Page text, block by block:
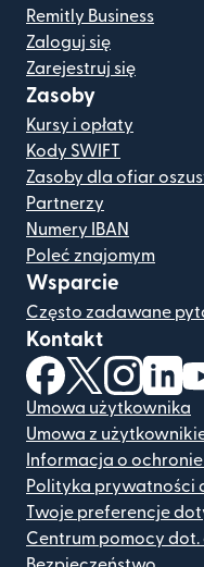
Remitly Business
Zaloguj się
Zarejestruj się
Zasoby
Kursy i opłaty
Kody SWIFT
Zasoby dla ofiar
Partnerzy
Numery IBAN
Poleć znajomym
Wsparcie
Często zadawane
Kontakt
(otwiera się w
(otwiera się
Umowa użytkownika
Umowa z
Informacja o
Polityka prywatności
Twoje preferencje
Centrum pomocy